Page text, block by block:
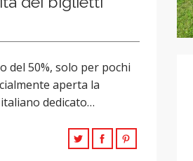
del 50%, solo per pochi
aperta la
dedicato…